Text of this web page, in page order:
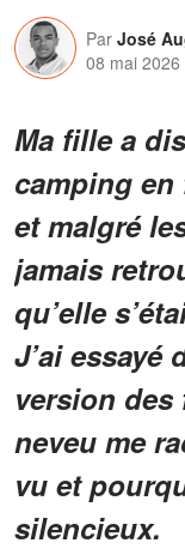
Par José
08 mai 2026
Ma fille a
camping en
et malgré
jamais
qu’elle
J’ai essayé
version des
neveu me
vu et
silencieux.